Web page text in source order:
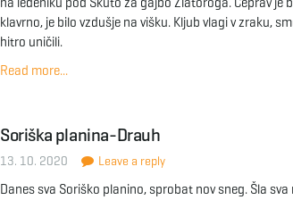
klavrno, je bilo vzdušje na višku. Kljub vlagi v zraku,
hitro uničili.
Read more...
Soriška planina-Drauh
13. 10. 2020 Leave a reply
Danes sva Soriško planino, sprobat nov sneg. Šla sva